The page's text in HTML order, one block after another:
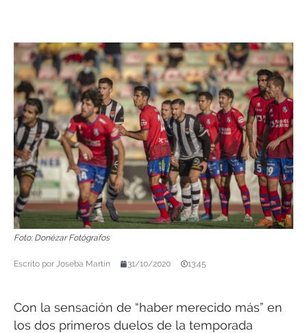
Foto: Donézar Fotógrafos
Escrito por Joseba Martín 31/10/2020 13:45
Con la sensación de “haber merecido más” en
los dos primeros duelos de la temporada